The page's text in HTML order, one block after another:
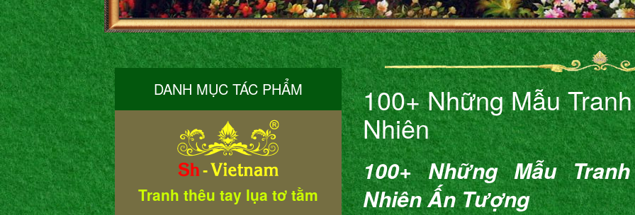
100+ Những Mẫu
Nhiên
100+ Những Mẫu
Nhiên Ấn Tượng
DANH MỤC TÁC PHẨM
Tranh thêu tay lụa tơ tằm